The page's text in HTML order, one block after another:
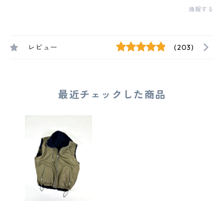
通報する
レビュー (203)
最近チェックした商品